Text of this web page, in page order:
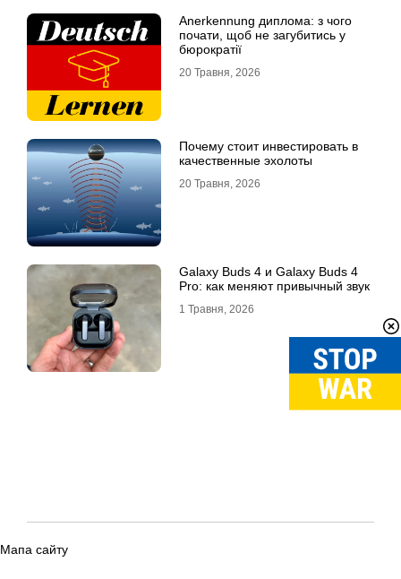
Anerkennung диплома: з чого
почати, щоб не загубитись у
бюрократії
20 Травня, 2026
Почему стоит инвестировать в
качественные эхолоты
20 Травня, 2026
Galaxy Buds 4 и Galaxy Buds 4
Pro: как меняют привычный звук
1 Травня, 2026
Мапа сайту